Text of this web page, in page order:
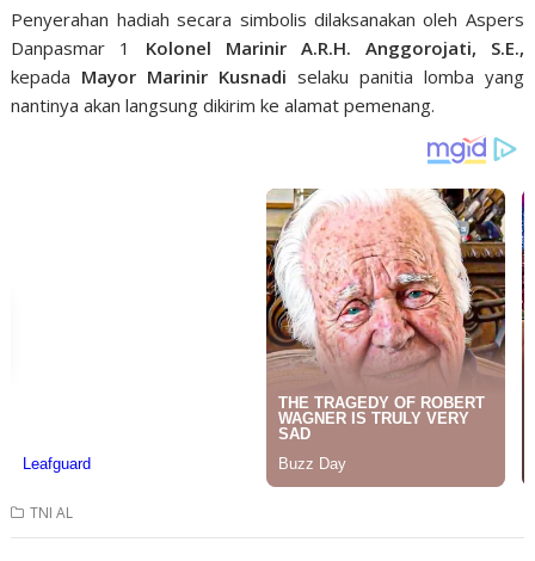
Penyerahan hadiah secara simbolis dilaksanakan oleh Aspers
Danpasmar 1 Kolonel Marinir A.R.H. Anggorojati, S.E.,
kepada Mayor Marinir Kusnadi selaku panitia lomba yang
nantinya akan langsung dikirim ke alamat pemenang.
TNI AL